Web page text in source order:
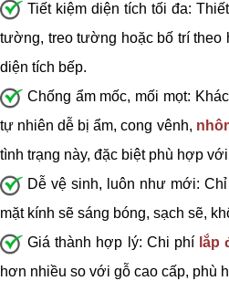
Tiết kiệm diện tích tối đa:
tường, treo tường hoặc bố trí theo
diện tích bếp.
Chống ẩm mốc, mối mọt:
tự nhiên dễ bị ẩm, cong vênh,
tình trạng này, đặc biệt phù hợp
Dễ vệ sinh, luôn như mới:
mặt kính sẽ sáng bóng, sạch sẽ,
Giá thành hợp lý: Chi phí lắp
hơn nhiều so với gỗ cao cấp, phù